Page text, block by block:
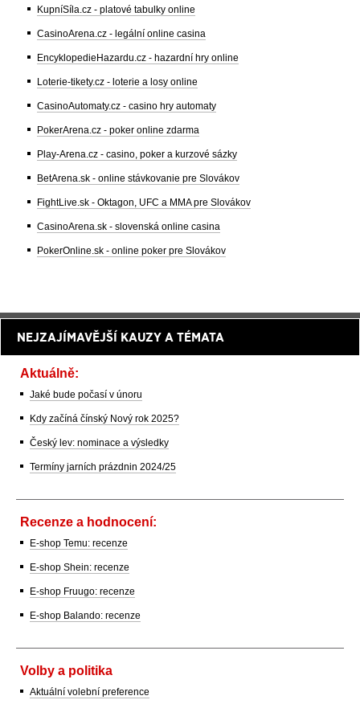
KupníSíla.cz - platové tabulky online
CasinoArena.cz - legální online casina
EncyklopedieHazardu.cz - hazardní hry online
Loterie-tikety.cz - loterie a losy online
CasinoAutomaty.cz - casino hry automaty
PokerArena.cz - poker online zdarma
Play-Arena.cz - casino, poker a kurzové sázky
BetArena.sk - online stávkovanie pre Slovákov
FightLive.sk - Oktagon, UFC a MMA pre Slovákov
CasinoArena.sk - slovenská online casina
PokerOnline.sk - online poker pre Slovákov
NEJZAJÍMAVĚJŠÍ KAUZY A TÉMATA
Aktuálně:
Jaké bude počasí v únoru
Kdy začíná čínský Nový rok 2025?
Český lev: nominace a výsledky
Termíny jarních prázdnin 2024/25
Recenze a hodnocení:
E-shop Temu: recenze
E-shop Shein: recenze
E-shop Fruugo: recenze
E-shop Balando: recenze
Volby a politika
Aktuální volební preference